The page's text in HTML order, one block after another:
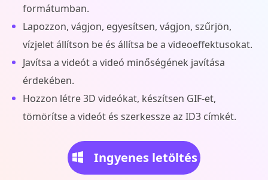
formátumban.
Lapozzon, vágjon, egyesítsen, vágjon, szűrjön,
vízjelet állítson be és állítsa be a videoeffektusokat.
Javítsa a videót a videó minőségének javítása
érdekében.
Hozzon létre 3D videókat, készítsen GIF-et,
tömörítse a videót és szerkessze az ID3 címkét.
Ingyenes letöltés